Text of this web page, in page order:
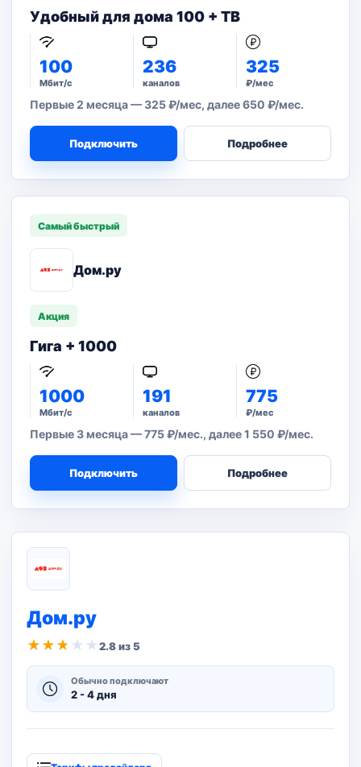
Удобный для дома 100 + ТВ
100
Мбит/с
236
каналов
325
₽/мес
Первые 2 месяца — 325 ₽/мес, далее 650 ₽/мес.
Подключить Подробнее
Самый быстрый
Дом.ру
Акция
Гига + 1000
1000
Мбит/с
191
каналов
775
₽/мес
Первые 3 месяца — 775 ₽/мес., далее 1 550 ₽/мес.
Подключить Подробнее
Дом.ру
★ ★ ★ ★ ★2.8 из 5
Обычно подключают
2 - 4 дня